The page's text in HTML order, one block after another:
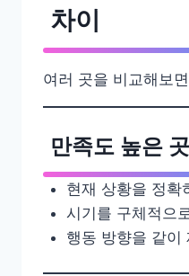
차이
여러 곳을 비교해보
만족도 높은
현재 상황을 정확
시기를 구체적으
행동 방향을 같이